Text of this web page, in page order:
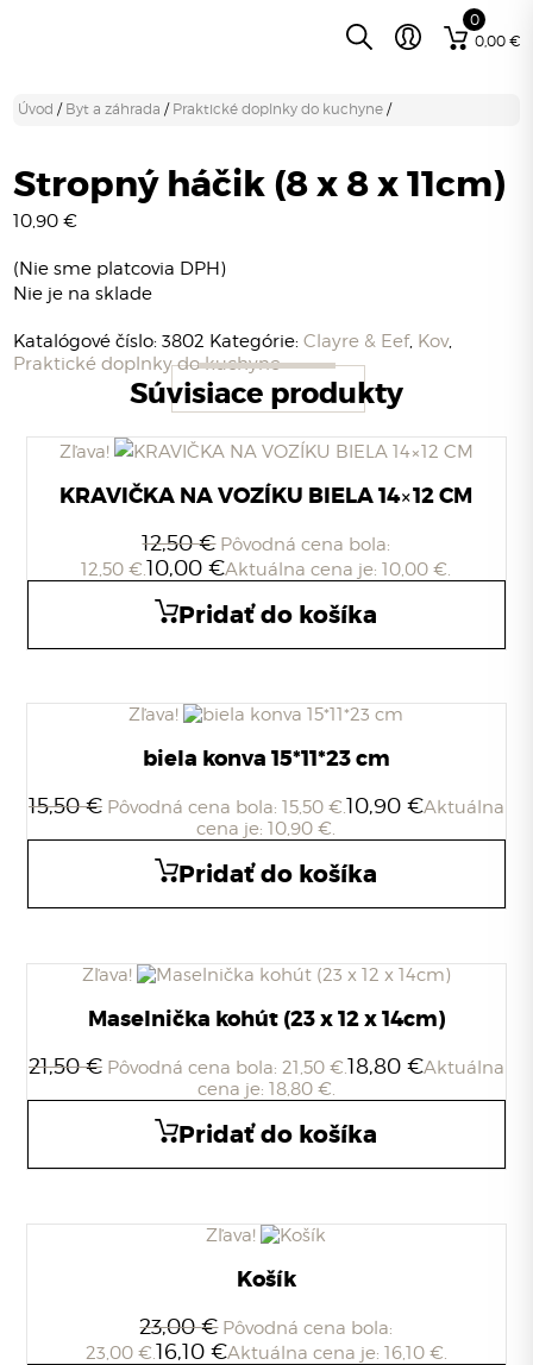
0
0,00 €
Úvod / Byt a záhrada / Praktické doplnky do kuchyne /
Stropný háčik (8 x 8 x 11cm)
10,90€
(Nie sme platcovia DPH)
Nie je na sklade
Katalógové číslo:3802 Kategórie:Clayre & Eef, Kov,
Praktické doplnky do kuchyne
Súvisiace produkty
Zľava!
KRAVIČKA NA VOZÍKU BIELA 14×12 CM
12,50€ Pôvodná cena bola:
12,50 €. 10,00€Aktuálna cena je: 10,00 €.
Pridať do košíka
Zľava!
biela konva 15*11*23 cm
15,50€ Pôvodná cena bola: 15,50 €.10,90 €Aktuálna
cena je: 10,90 €.
Pridať do košíka
Zľava!
Maselnička kohút (23 x 12 x 14cm)
21,50€ Pôvodná cena bola: 21,50 €.18,80 €Aktuálna
cena je: 18,80 €.
Pridať do košíka
Zľava!
Košík
23,00€ Pôvodná cena bola:
23,00 €.16,10 €Aktuálna cena je: 16,10 €.